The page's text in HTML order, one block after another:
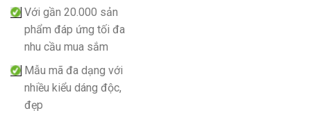
Với gần 20.000 sản
phẩm đáp ứng tối đa
nhu cầu mua sắm
Mẫu mã đa dạng với
nhiều kiểu dáng độc,
đẹp